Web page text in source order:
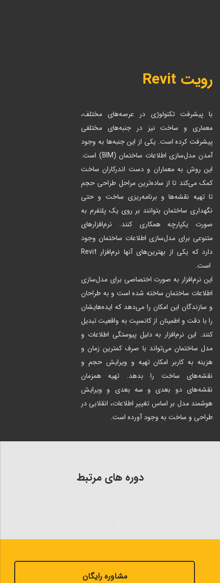
رویت Revit
با پیشرفت تکنولوژی در عرصه‌های مختلف،
معماری و ساخت نیز در جنبه‌های مختلفی
پیشرفت کرده است. یکی از این جنبه‌ها به وجود
آمدن مدل‌سازی اطلاعات ساختمان (BIM) است.
این روش به معماران و دست اندرکاران ساخت
کمک می‌کند تا از ساده‌ترین مراحل طراحی حجم
تا تهیه نقشه‌ها و برنامه‌ریزی ساخت و حتی
نگهداری ساختمان بتوانند بر روی یک پلتفرم به
صورت یکپارچه همکاری کنند. نرم‌افزار‌های
متنوعی برای مدل‌سازی اطلاعات ساختمان وجود
دارد که یکی از بهترین‌های آنها نرم‌افزار Revit
است.
این نرم‌افزار به صورت اختصاصی برای مدل‌سازی
اطلاعات ساختمان ساخته شده است و به طراحان
و سازندگان این امکان را می‌دهد که ایده‌هایشان
را با دقت و اطمینان از کانسپت به واقعیت تبدیل
کنند. این نرم‌افزار به دلیل پیوستگی اطلاعات و
مدل ساختمان می‌تواند با صرف کمترین زمان و
هزینه به کاربر امکان تهیه و ویرایش حجم و
نقشه‌های ساخت را بدهد. تهیه همزمان
نقشه‌های دو بعدی و سه بعدی و ویرایش
هوشمند مدل بر اساس تغییر اطلاعات، انقلابی در
طراحی و ساخت به وجود آورده است.
دوره های مرتبط
مشاوره رایگان